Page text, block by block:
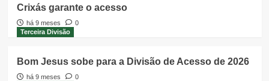
Crixás garante o acesso
há 9 meses
0
Terceira Divisão
Bom Jesus sobe para a Divisão de Acesso de 2026
há 9 meses
0